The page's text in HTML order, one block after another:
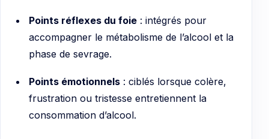
Points réflexes du foie: intégrés pour
accompagner le métabolisme de l’alcool et la
phase de sevrage.
Points émotionnels: ciblés lorsque colère,
frustration ou tristesse entretiennent la
consommation d’alcool.